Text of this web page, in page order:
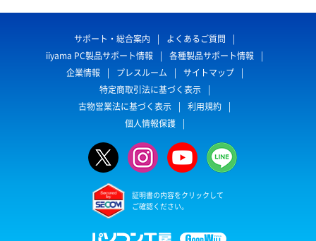
サポート・総合案内
よくあるご質問
iiyama PC製品サポート情報
各種製品サポート情報
企業情報
プレスルーム
サイトマップ
特定商取引法に基づく表示
古物営業法に基づく表示
利用規約
個人情報保護
証明書の内容をクリックして
ご確認ください。